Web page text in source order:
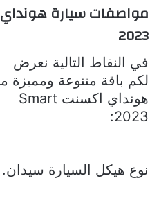
مواصفات سيارة
2023
في النقاط التالية نعرض
لكم باقة متنوعة
هونداي اكسنت Smart
2023
:
نوع هيكل السيارة سيدان.